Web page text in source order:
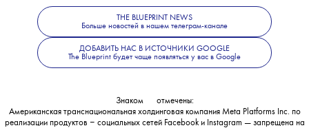
THE BLUEPRINT NEWS
Больше новостей в нашем телеграм-канале
ДОБАВИТЬ НАС В ИСТОЧНИКИ GOOGLE
The Blueprint будет чаще появляться у вас в Google
Знаком
отмечены:
Американская транснациональная холдинговая компания Meta Platforms Inc. по
реализации продуктов ‒ социальных сетей Facebook и Instagram — запрещена на